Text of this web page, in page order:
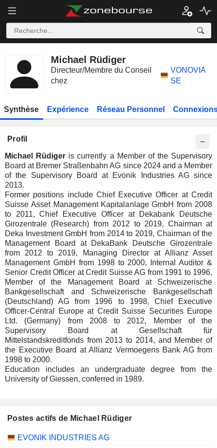
Michael Rüdiger
Directeur/Membre du Conseil
chez
VONOVIA
SE
Synthèse Expérience Réseau Personnel
Profil
Michael Rüdiger is currently a Member of the Supervisory
Board at Bremer Straßenbahn AG since 2024 and a Member
of the Supervisory Board at Evonik Industries AG since
2013.
Former positions include Chief Executive Officer at Credit
Suisse Asset Management Kapitalanlage GmbH from 2008
to 2011, Chief Executive Officer at Dekabank Deutsche
Girozentrale (Research) from 2012 to 2019, Chairman at
Deka Investment GmbH from 2014 to 2019, Chairman of the
Management Board at DekaBank Deutsche Girozentrale
from 2012 to 2019, Managing Director at Allianz Asset
Management GmbH from 1998 to 2000, Internal Auditor &
Senior Credit Officer at Credit Suisse AG from 1991 to 1996,
Member of the Management Board at Schweizerische
Bankgesellschaft and Schweizerische Bankgesellschaft
(Deutschland) AG from 1996 to 1998, Chief Executive
Officer-Central Europe at Credit Suisse Securities Europe
Ltd. (Germany) from 2008 to 2012, Member of the
Supervisory Board at Gesellschaft für
Mittelstandskreditfonds from 2013 to 2014, and Member of
the Executive Board at Allianz Vermoegens Bank AG from
1998 to 2000.
Education includes an undergraduate degree from the
University of Giessen, conferred in 1989.
Postes actifs de Michael Rüdiger
Sociétés Poste Début
EVONIK INDUSTRIES AG